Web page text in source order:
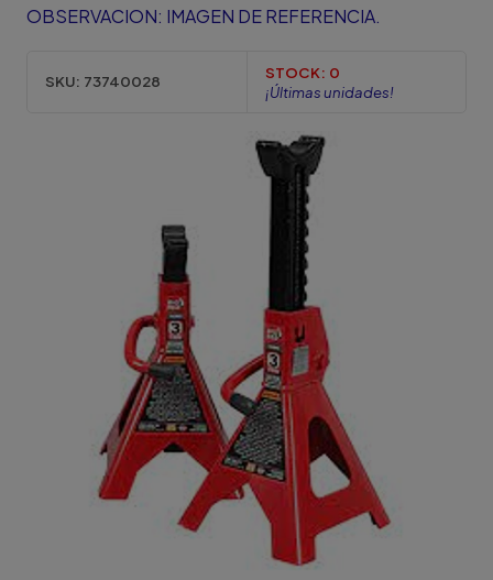
OBSERVACION: IMAGEN DE REFERENCIA.
SKU: 73740028 STOCK: 0
¡Últimas unidades!